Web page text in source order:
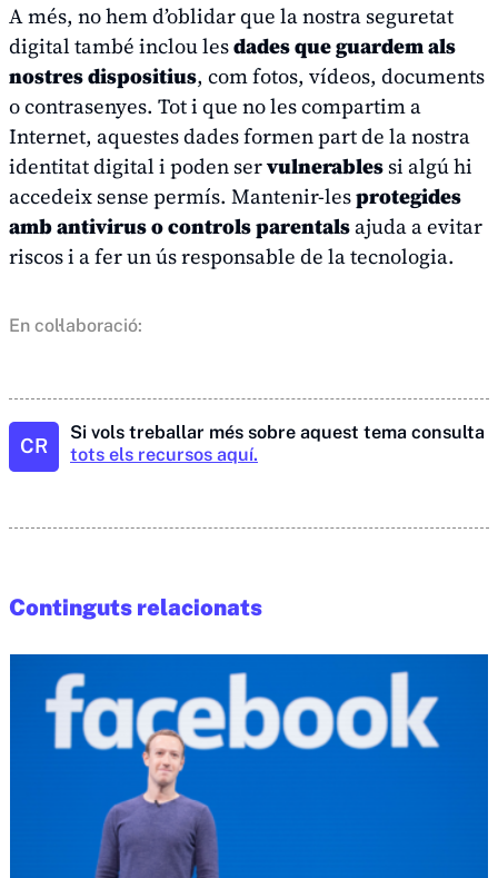
A més, no hem d’oblidar que la nostra seguretat
digital també inclou lesdades que guardem als
nostres dispositius, com fotos, vídeos, documents
o contrasenyes. Tot i que no les compartim a
Internet, aquestes dades formen part de la nostra
identitat digital i poden servulnerables si algú hi
accedeix sense permís. Mantenir-lesprotegides
amb antivirus o controls parentals ajuda a evitar
riscos i a fer un ús responsable de la tecnologia.
En col·laboració:
CR
Si vols treballar més sobre aquest tema consulta
tots els recursos aquí.
Continguts relacionats